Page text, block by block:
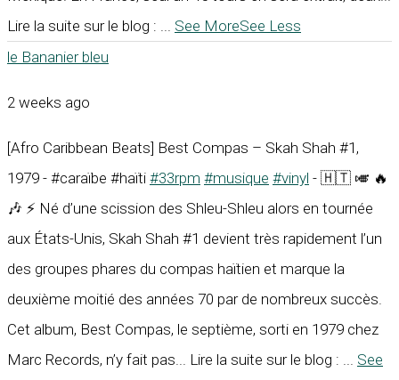
Lire la suite sur le blog : ... See MoreSee Less
le Bananier bleu
2 weeks ago
[Afro Caribbean Beats] Best Compas – Skah Shah #1,
1979 - #caraïbe #haïti #33rpm #musique #vinyl - 🇭🇹 🎺 🔥
🎶 ⚡ Né d’une scission des Shleu-Shleu alors en tournée
aux États-Unis, Skah Shah #1 devient très rapidement l’un
des groupes phares du compas haïtien et marque la
deuxième moitié des années 70 par de nombreux succès.
Cet album, Best Compas, le septième, sorti en 1979 chez
Marc Records, n’y fait pas... Lire la suite sur le blog : ... See